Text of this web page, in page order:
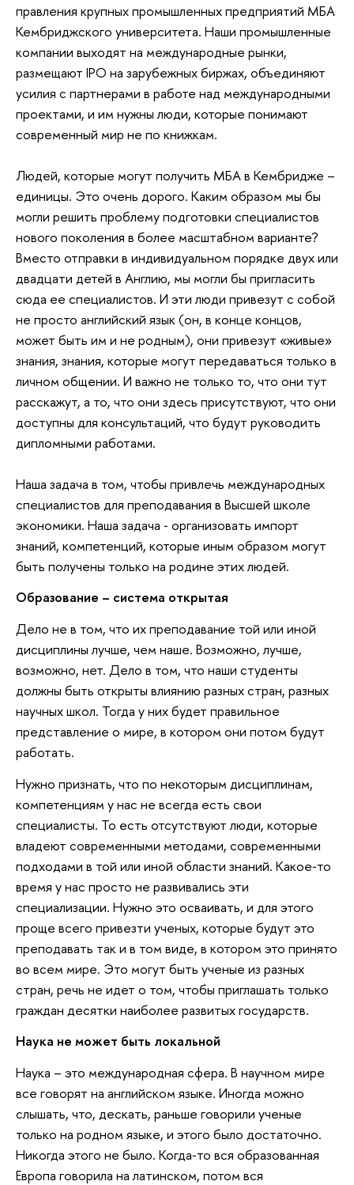
правления крупных промышленных предприятий МБА
Кембриджского университета. Наши промышленные
компании выходят на международные рынки,
размещают IPO на зарубежных биржах, объединяют
усилия с партнерами в работе над международными
проектами, и им нужны люди, которые понимают
современный мир не по книжкам.
Людей, которые могут получить МБА в Кембридже –
единицы. Это очень дорого. Каким образом мы бы
могли решить проблему подготовки специалистов
нового поколения в более масштабном варианте?
Вместо отправки в индивидуальном порядке двух или
двадцати детей в Англию, мы могли бы пригласить
сюда ее специалистов. И эти люди привезут с собой
не просто английский язык (он, в конце концов,
может быть им и не родным), они привезут «живые»
знания, знания, которые могут передаваться только в
личном общении. И важно не только то, что они тут
расскажут, а то, что они здесь присутствуют, что они
доступны для консультаций, что будут руководить
дипломными работами.
Наша задача в том, чтобы привлечь международных
специалистов для преподавания в Высшей школе
экономики. Наша задача ‐ организовать импорт
знаний, компетенций, которые иным образом могут
быть получены только на родине этих людей.
Образование – система открытая
Дело не в том, что их преподавание той или иной
дисциплины лучше, чем наше. Возможно, лучше,
возможно, нет. Дело в том, что наши студенты
должны быть открыты влиянию разных стран, разных
научных школ. Тогда у них будет правильное
представление о мире, в котором они потом будут
работать.
Нужно признать, что по некоторым дисциплинам,
компетенциям у нас не всегда есть свои
специалисты. То есть отсутствуют люди, которые
владеют современными методами, современными
подходами в той или иной области знаний. Какое‐то
время у нас просто не развивались эти
специализации. Нужно это осваивать, и для этого
проще всего привезти ученых, которые будут это
преподавать так и в том виде, в котором это принято
во всем мире. Это могут быть ученые из разных
стран, речь не идет о том, чтобы приглашать только
граждан десятки наиболее развитых государств.
Наука не может быть локальной
Наука – это международная сфера. В научном мире
все говорят на английском языке. Иногда можно
слышать, что, дескать, раньше говорили ученые
только на родном языке, и этого было достаточно.
Никогда этого не было. Когда‐то вся образованная
Европа говорила на латинском, потом вся